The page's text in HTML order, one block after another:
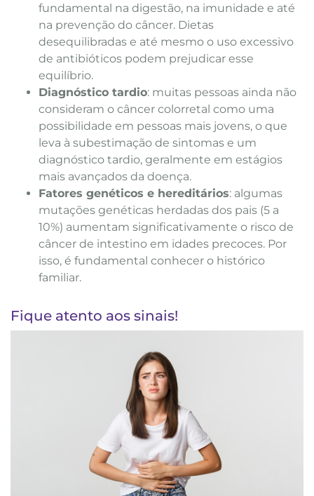
fundamental na digestão, na imunidade e até
na prevenção do câncer. Dietas
desequilibradas e até mesmo o uso excessivo
de antibióticos podem prejudicar esse
equilíbrio.
Diagnóstico tardio: muitas pessoas ainda não
consideram o câncer colorretal como uma
possibilidade em pessoas mais jovens, o que
leva à subestimação de sintomas e um
diagnóstico tardio, geralmente em estágios
mais avançados da doença.
Fatores genéticos e hereditários: algumas
mutações genéticas herdadas dos pais (5 a
10%) aumentam significativamente o risco de
câncer de intestino em idades precoces. Por
isso, é fundamental conhecer o histórico
familiar.
Fique atento aos sinais!